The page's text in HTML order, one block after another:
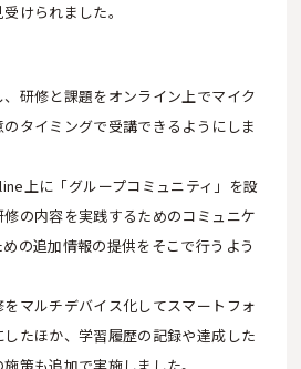
けられました。
研修と課題をオンライン上でマイク
タイミングで受講できるようにしま
上に「グループコミュニティ」を設
の内容を実践するためのコミュニケ
の追加情報の提供をそこで行うよう
マルチデバイス化してスマートフォ
たほか、学習履歴の記録や達成した